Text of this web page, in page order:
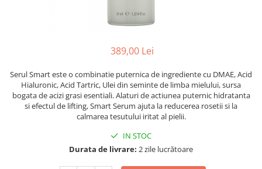
389,00 Lei
Serul Smart este o combinatie puternica de ingrediente cu DMAE, Acid
Hialuronic, Acid Tartric, Ulei din seminte de limba mielului, sursa
bogata de acizi grasi esentiali. Alaturi de actiunea puternic hidratanta
si efectul de lifting, Smart Serum ajuta la reducerea rosetii si la
calmarea tesutului iritat al pielii.
IN STOC
Durata de livrare: 2 zile lucrătoare